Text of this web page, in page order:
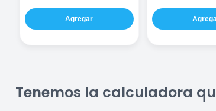
Agregar
Tenemos la calculadora